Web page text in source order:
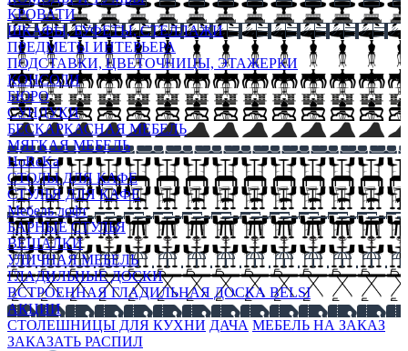
КРОВАТИ
ШКАФЫ, БУФЕТЫ, СТЕЛЛАЖИ
ПРЕДМЕТЫ ИНТЕРЬЕРА
ПОДСТАВКИ, ЦВЕТОЧНИЦЫ, ЭТАЖЕРКИ
КОНСОЛИ
БЮРО
СУНДУКИ
БЕСКАРКАСНАЯ МЕБЕЛЬ
МЯГКАЯ МЕБЕЛЬ
HoReKa
СТОЛЫ ДЛЯ КАФЕ
СТУЛЬЯ ДЛЯ КАФЕ
Мебель лофт
БАРНЫЕ СТУЛЬЯ
ВЕШАЛКИ
УЛИЧНАЯ МЕБЕЛЬ
ГЛАДИЛЬНЫЕ ДОСКИ
ВСТРОЕННАЯ ГЛАДИЛЬНАЯ ДОСКА BELSI
АКЦИИ
СТОЛЕШНИЦЫ ДЛЯ КУХНИ ДАЧА МЕБЕЛЬ НА ЗАКАЗ
ЗАКАЗАТЬ РАСПИЛ